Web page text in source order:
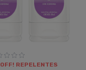
OFF! REPELENTES